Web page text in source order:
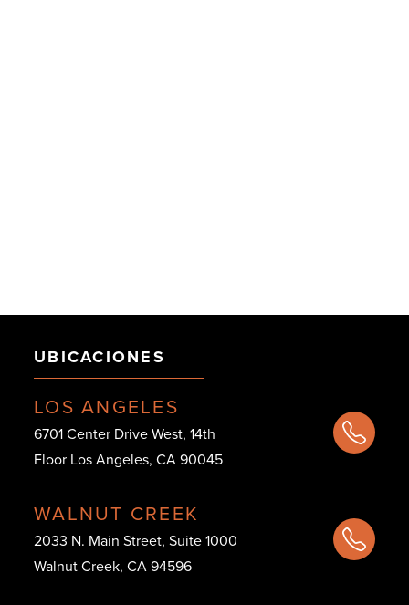
UBICACIONES
LOS ANGELES
6701 Center Drive West, 14th
Floor Los Angeles, CA 90045
WALNUT CREEK
2033 N. Main Street, Suite 1000
Walnut Creek, CA 94596